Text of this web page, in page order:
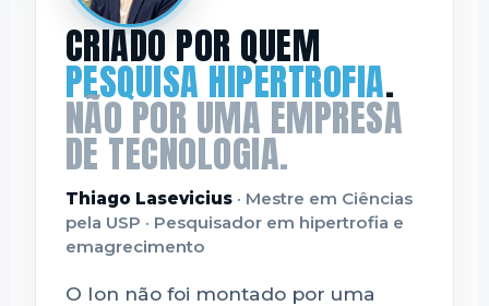
CRIADO POR QUEM
PESQUISA HIPERTROFIA.
NÃO POR UMA EMPRESA
DE TECNOLOGIA.
Thiago Lasevicius· Mestre em Ciências
pela USP · Pesquisador em hipertrofia e
emagrecimento
O Ion não foi montado por uma